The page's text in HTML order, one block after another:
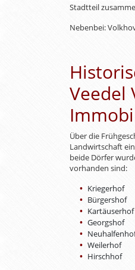
Stadtteil
Nebenbei:
Veedel
Über die
Landwirtschaft
beide Dörfer
vorhanden sind:
Kriegerhof
Bürgershof
Kartäuserhof
Georgshof
Weilerhof
Hirschhof